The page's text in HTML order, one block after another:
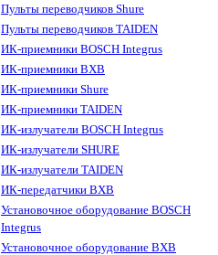
Пульты переводчиков Shure
Пульты переводчиков TAIDEN
ИК-приемники BOSCH Integrus
ИК-приемники BXB
ИК-приемники Shure
ИК-приемники TAIDEN
ИК-излучатели BOSCH Integrus
ИК-излучатели SHURE
ИК-излучатели TAIDEN
ИК-передатчики BXB
Установочное оборудование BOSCH
Integrus
Установочное оборудование BXB